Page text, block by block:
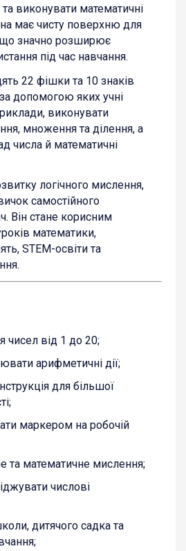
виконувати математичні
має чисту поверхню для
значно розширює
під час навчання.
22 фішки та 10 знаків
допомогою яких учні
виконувати
множення та ділення, а
числа й математичні
логічного мислення,
самостійного
Він стане корисним
математики,
STEM-освіти та
чисел від 1 до 20;
арифметичні дії;
для більшої
маркером на робочій
та математичне мислення;
числові
дитячого садка та